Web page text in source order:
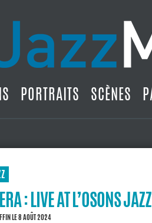
PORTRAITS SCÈNES
: LIVE AT L’OSONS
LE 8 AOÛT 2024